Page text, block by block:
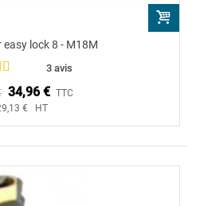
lock 8 - M18M
3 avis
34,96 € TTC
€ HT